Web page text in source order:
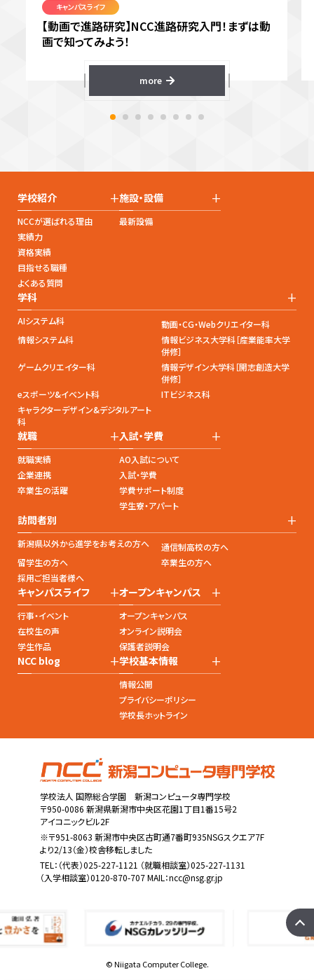
キャンパスライフ
【動画で進路研究】NCC進路研究入門！まずは動
画で知ってみよう！
more
学校紹介 +
NCCが選ばれる理由
実績力
資格実績
目指せる職種
よくある質問
施設・設備 +
最新設備
学科 +
AIシステム科
動画・CG・Webクリエイター科
情報システム科
情報ビジネス大学科［産業能率大学
併修］
ゲームクリエイター科
情報デザイン大学科［開志創造大学
併修］
eスポーツ&イベント科
ITビジネス科
キャラクターデザイン&デジタルアート
科
就職 +
就職実績
企業連携
卒業生の活躍
入試・学費 +
AO入試について
入試・学費
学費サポート制度
学生寮・アパート
訪問者別 +
新潟県以外から進学をお考えの方へ
通信制高校の方へ
留学生の方へ
卒業生の方へ
採用ご担当者様へ
キャンパスライフ +
行事・イベント
在校生の声
学生作品
オープンキャンパス +
オープンキャンパス
オンライン説明会
保護者説明会
NCC blog +学校基本情報 +
情報公開
プライバシーポリシー
学校長ホットライン
学校法人 国際総合学園 新潟コンピュータ専門学校
〒950-0086 新潟県新潟市中央区花園1丁目1番15号2
アイコニックビル2F
※〒951-8063 新潟市中央区古町通7番町935NSGスクエア7F
より2/13（金）校舎移転しました
TEL： （代表）025-227-1121 （就職相談室）025-227-1131
（入学相談室）0120-870-707 MAIL：ncc@nsg.gr.jp
© Niigata Computer College.